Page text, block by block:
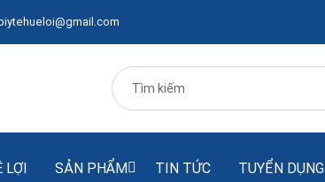
LỢI SẢN PHẨM TIN TỨC TUYỂN DỤNG